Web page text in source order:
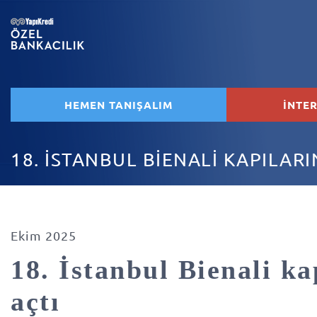
HEMEN TANIŞALIM
18. İSTANBUL BİENALİ
Ekim 2025
18. İstanbul Bienali
açtı